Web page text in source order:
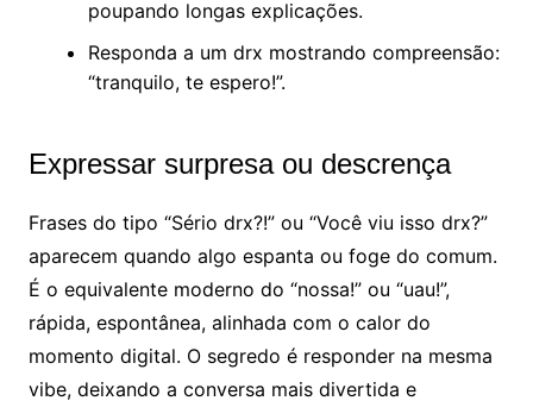
poupando longas explicações.
Responda a um drx mostrando compreensão:
“tranquilo, te espero!”.
Expressar surpresa ou descrença
Frases do tipo “Sério drx?!” ou “Você viu isso drx?”
aparecem quando algo espanta ou foge do comum.
É o equivalente moderno do “nossa!” ou “uau!”,
rápida, espontânea, alinhada com o calor do
momento digital. O segredo é responder na mesma
vibe, deixando a conversa mais divertida e